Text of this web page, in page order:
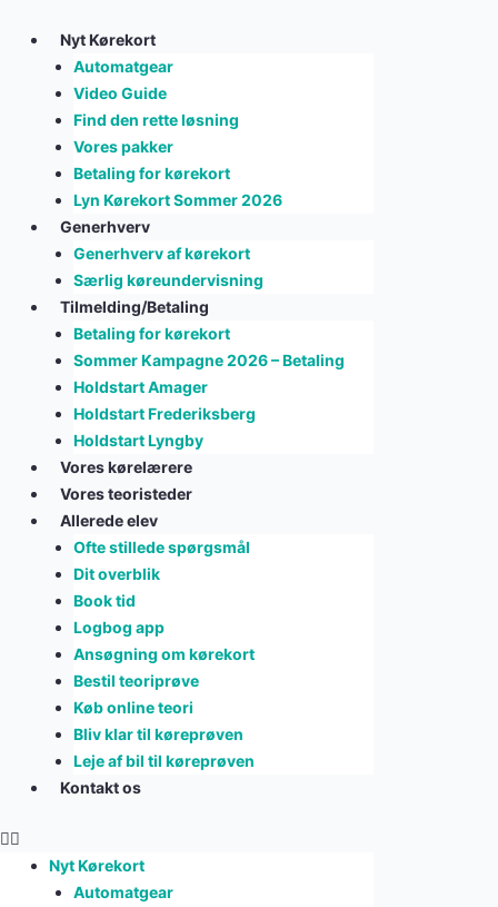
content
Nyt Kørekort
Automatgear
Video Guide
Find den rette løsning
Vores pakker
Betaling for kørekort
Lyn Kørekort Sommer 2026
Generhverv
Generhverv af kørekort
Særlig køreundervisning
Tilmelding/Betaling
Betaling for kørekort
Sommer Kampagne 2026 – Betaling
Holdstart Amager
Holdstart Frederiksberg
Holdstart Lyngby
Vores kørelærere
Vores teoristeder
Allerede elev
Ofte stillede spørgsmål
Dit overblik
Book tid
Logbog app
Ansøgning om kørekort
Bestil teoriprøve
Køb online teori
Bliv klar til køreprøven
Leje af bil til køreprøven
Kontakt os
Nyt Kørekort
Automatgear